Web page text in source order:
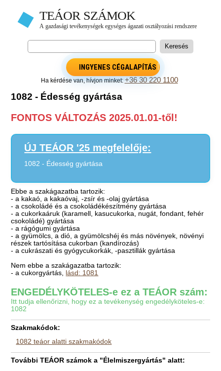
INGYENES CÉGALAPÍTÁS
Ha kérdése van, hívjon minket:+36 30 220 1100
1082 - Édesség gyártása
FONTOS VÁLTOZÁS 2025.01.01-től!
ÚJ TEÁOR '25 megfelelője:
1082 - Édesség gyártása
Ebbe a szakágazatba tartozik:
- a kakaó, a kakaóvaj, -zsír és -olaj gyártása
- a csokoládé és a csokoládékészítmény gyártása
- a cukorkaáruk (karamell, kasucukorka, nugát, fondant, fehér
csokoládé) gyártása
- a rágógumi gyártása
- a gyümölcs, a dió, a gyümölcshéj és más növények, növényi
részek tartósítása cukorban (kandírozás)
- a cukrászati és gyógycukorkák, -pasztillák gyártása
Nem ebbe a szakágazatba tartozik:
- a cukorgyártás, lásd: 1081
ENGEDÉLYKÖTELES-e ez a TEÁOR szám:
Itt tudja ellenőrizni, hogy ez a tevékenység engedélyköteles-e:
1082
Szakmakódok:
1082 teáor alatti szakmakódok
További TEÁOR számok a "Élelmiszergyártás" alatt: